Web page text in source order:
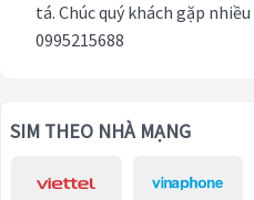
tá. Chúc quý khách gặp
0995215688
SIM THEO NHÀ MẠNG